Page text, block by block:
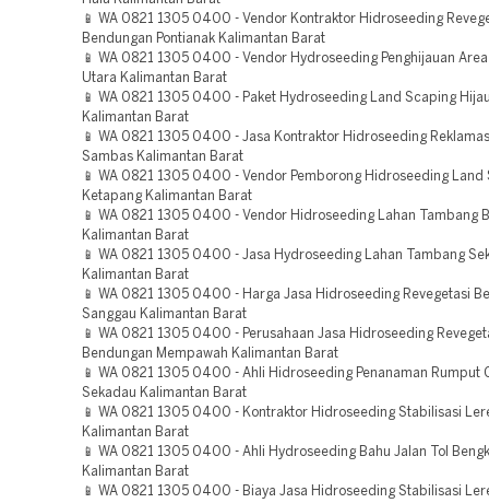
📱 WA 0821 1305 0400 - Vendor Kontraktor Hidroseeding
Bendungan Pontianak Kalimantan Barat
📱 WA 0821 1305 0400 - Vendor Hydroseeding Penghijauan
Utara Kalimantan Barat
📱 WA 0821 1305 0400 - Paket Hydroseeding Land Scaping
Kalimantan Barat
📱 WA 0821 1305 0400 - Jasa Kontraktor Hidroseeding
Sambas Kalimantan Barat
📱 WA 0821 1305 0400 - Vendor Pemborong Hidroseeding Land
Ketapang Kalimantan Barat
📱 WA 0821 1305 0400 - Vendor Hidroseeding Lahan Tambang
Kalimantan Barat
📱 WA 0821 1305 0400 - Jasa Hydroseeding Lahan Tambang
Kalimantan Barat
📱 WA 0821 1305 0400 - Harga Jasa Hidroseeding Revegetasi
Sanggau Kalimantan Barat
📱 WA 0821 1305 0400 - Perusahaan Jasa Hidroseeding
Bendungan Mempawah Kalimantan Barat
📱 WA 0821 1305 0400 - Ahli Hidroseeding Penanaman Rumput
Sekadau Kalimantan Barat
📱 WA 0821 1305 0400 - Kontraktor Hidroseeding Stabilisasi
Kalimantan Barat
📱 WA 0821 1305 0400 - Ahli Hydroseeding Bahu Jalan Tol
Kalimantan Barat
📱 WA 0821 1305 0400 - Biaya Jasa Hidroseeding Stabilisasi